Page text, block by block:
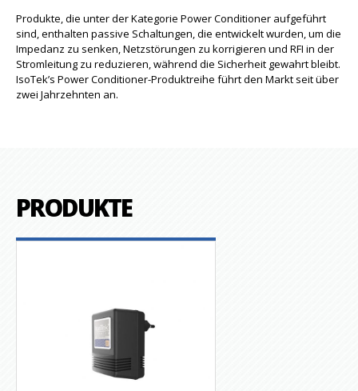
Produkte, die unter der Kategorie Power Conditioner aufgeführt
sind, enthalten passive Schaltungen, die entwickelt wurden, um die
Impedanz zu senken, Netzstörungen zu korrigieren und RFI in der
Stromleitung zu reduzieren, während die Sicherheit gewahrt bleibt.
IsoTek’s Power Conditioner-Produktreihe führt den Markt seit über
zwei Jahrzehnten an.
PRODUKTE